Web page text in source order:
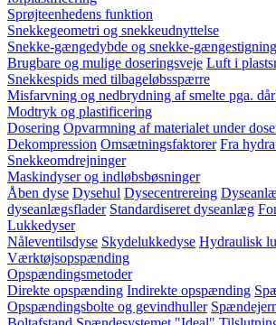
Sprøjteenhedens funktion
Snekkegeometri og snekkeudnyttelse
Snekke-gængedybde og snekke-gængestigning
Brugbare og mulige doseringsveje Luft i
Snekkespids med tilbageløbsspærre
Misfarvning og nedbrydning af smelte pga.
Modtryk og plastificering
Dosering Opvarmning af materialet under
Dekompression Omsætningsfaktorer Fra
Snekkeomdrejninger
Maskindyser og indløbsbøsninger
Åben dyse Dysehul Dysecentrereing
dyseanlægsflader Standardiseret dyseanlæg
Lukkedyser
Nåleventilsdyse Skydelukkedyse Hydraulisk
Værktøjsopspænding
Opspændingsmetoder
Direkte opspænding Indirekte opspænding
Opspændingsbolte og gevindhuller